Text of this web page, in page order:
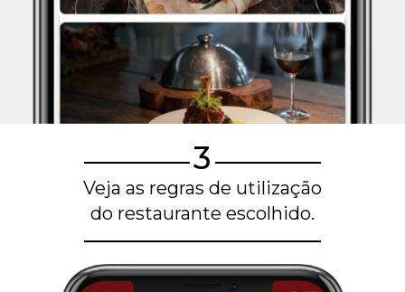
3
Veja as regras de utilização
do restaurante escolhido.